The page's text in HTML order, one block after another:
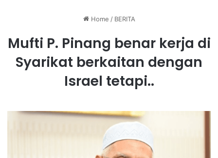
Home / BERITA
Mufti P. Pinang benar kerja di
Syarikat berkaitan dengan
Israel tetapi..